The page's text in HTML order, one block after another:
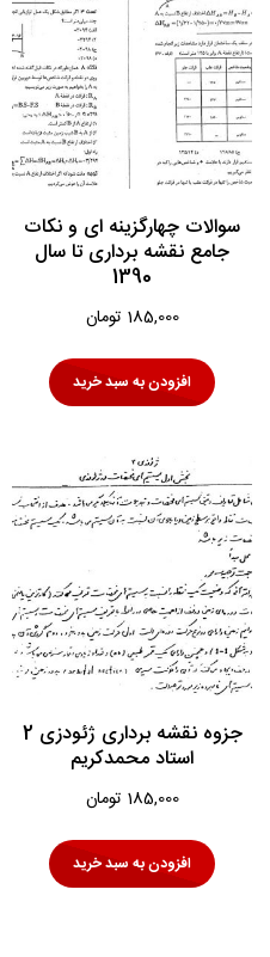
سوالات چهارگزینه ای و نکات
جامع نقشه برداری تا سال
1390
185,000 تومان
افزودن به سبد خرید
جزوه نقشه برداری ژئودزی 2
استاد محمدکریم
185,000 تومان
افزودن به سبد خرید